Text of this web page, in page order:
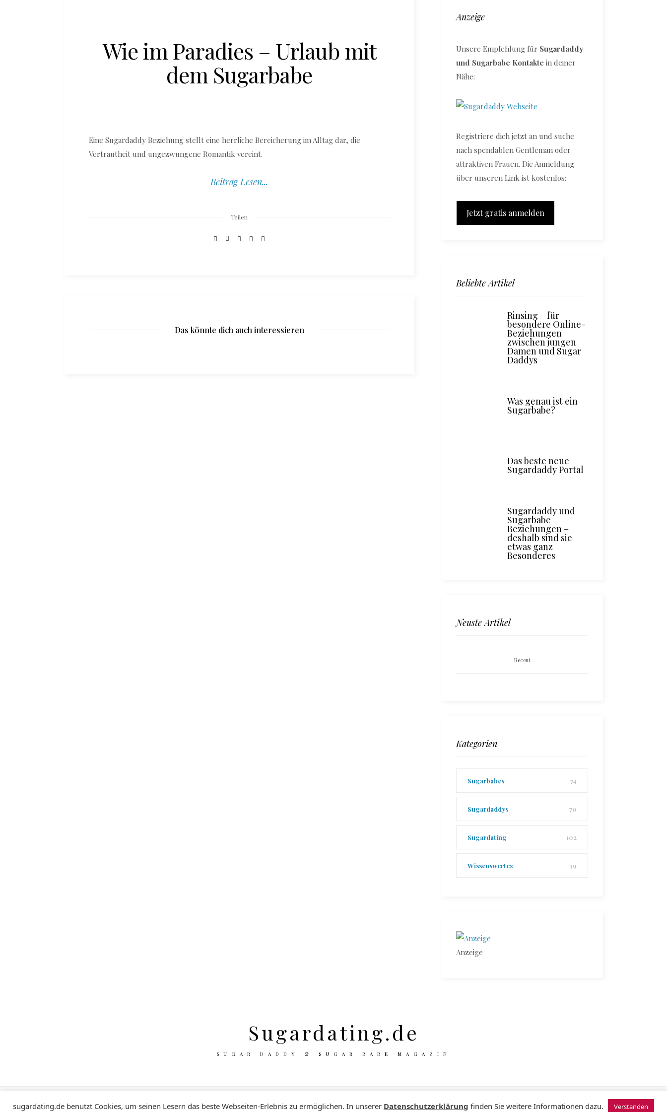
Wie im Paradies – Urlaub mit
dem Sugarbabe
Eine Sugardaddy Beziehung stellt eine herrliche Bereicherung im Alltag dar, die
Vertrautheit und ungezwungene Romantik vereint.
Beitrag Lesen...
Teilen
Das könnte dich auch interessieren
Anzeige
Unsere Empfehlung für Sugardaddy
und Sugarbabe Kontakte in deiner
Nähe:
Registriere dich jetzt an und suche
nach spendablen Gentleman oder
attraktiven Frauen. Die Anmeldung
über unseren Link ist kostenlos:
Jetzt gratis anmelden
Beliebte Artikel
Rinsing – für
besondere Online-
Beziehungen
zwischen jungen
Damen und Sugar
Daddys
Was genau ist ein
Sugarbabe?
Das beste neue
Sugardaddy Portal
Sugardaddy und
Sugarbabe
Beziehungen –
deshalb sind sie
etwas ganz
Besonderes
Neuste Artikel
Recent
Kategorien
Sugarbabes 74
Sugardaddys 70
Sugardating 102
Wissenswertes 39
Anzeige
Sugardating.de
SUGAR DADDY & SUGAR BABE MAGAZIN
Impressum Datenschutzerklärung © 2024 Sugardating.de
sugardating.de benutzt Cookies, um seinen Lesern das beste Webseiten-Erlebnis zu ermöglichen. In unserer Datenschutzerklärung finden Sie weitere Informationen dazu. Verstanden